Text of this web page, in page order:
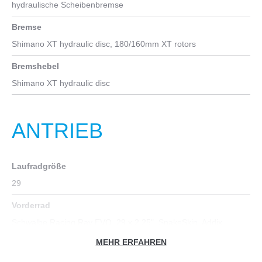
hydraulische Scheibenbremse
Bremse
Shimano XT hydraulic disc, 180/160mm XT rotors
Bremshebel
Shimano XT hydraulic disc
ANTRIEB
Laufradgröße
29
Vorderrad
MEHR ERFAHREN